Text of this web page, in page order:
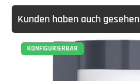
Kunden haben auch gesehen
KONFIGURIERBAR